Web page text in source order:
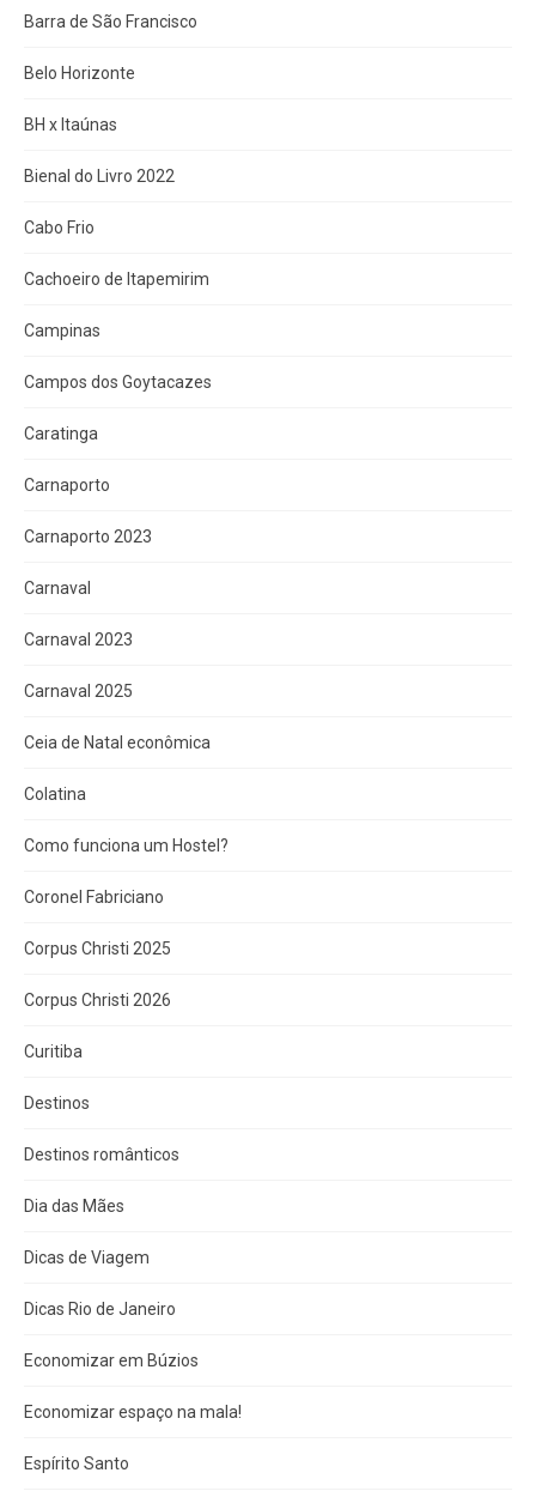
Barra de São Francisco
Belo Horizonte
BH x Itaúnas
Bienal do Livro 2022
Cabo Frio
Cachoeiro de Itapemirim
Campinas
Campos dos Goytacazes
Caratinga
Carnaporto
Carnaporto 2023
Carnaval
Carnaval 2023
Carnaval 2025
Ceia de Natal econômica
Colatina
Como funciona um Hostel?
Coronel Fabriciano
Corpus Christi 2025
Corpus Christi 2026
Curitiba
Destinos
Destinos românticos
Dia das Mães
Dicas de Viagem
Dicas Rio de Janeiro
Economizar em Búzios
Economizar espaço na mala!
Espírito Santo